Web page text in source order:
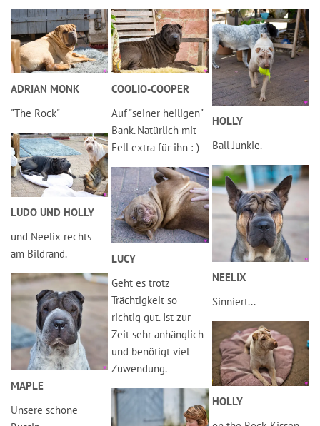
ADRIAN MONK
"The Rock"
LUDO UND HOLLY
und Neelix rechts
am Bildrand.
MAPLE
Unsere schöne
COOLIO-COOPER
Auf "seiner heiligen"
Bank. Natürlich mit
Fell extra für ihn :-)
LUCY
Geht es trotz
Trächtigkeit so
richtig gut. Ist zur
Zeit sehr anhänglich
und benötigt viel
Zuwendung.
HOLLY
Ball Junkie.
NEELIX
Sinniert...
HOLLY